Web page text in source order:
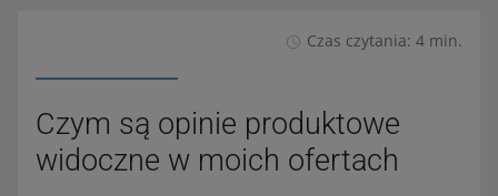
Czas czytania: 4 min.
Czym są opinie produktowe
widoczne w moich ofertach